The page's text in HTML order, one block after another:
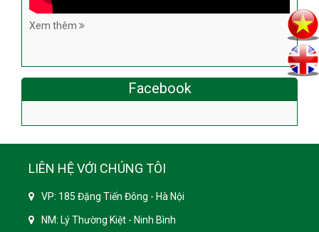
Xem thêm
Facebook
LIÊN HỆ VỚI CHÚNG TÔI
VP: 185 Đặng Tiến Đông - Hà Nội
NM: Lý Thường Kiệt - Ninh Bình